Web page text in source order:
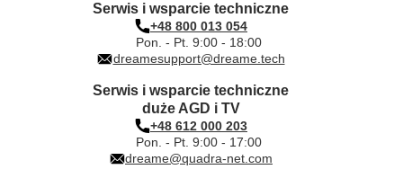
Serwis i wsparcie techniczne
+48 800 013 054
Pon. - Pt. 9:00 - 18:00
dreamesupport@dreame.tech
Serwis i wsparcie techniczne
duże AGD i TV
+48 612 000 203
Pon. - Pt. 9:00 - 17:00
dreame@quadra-net.com